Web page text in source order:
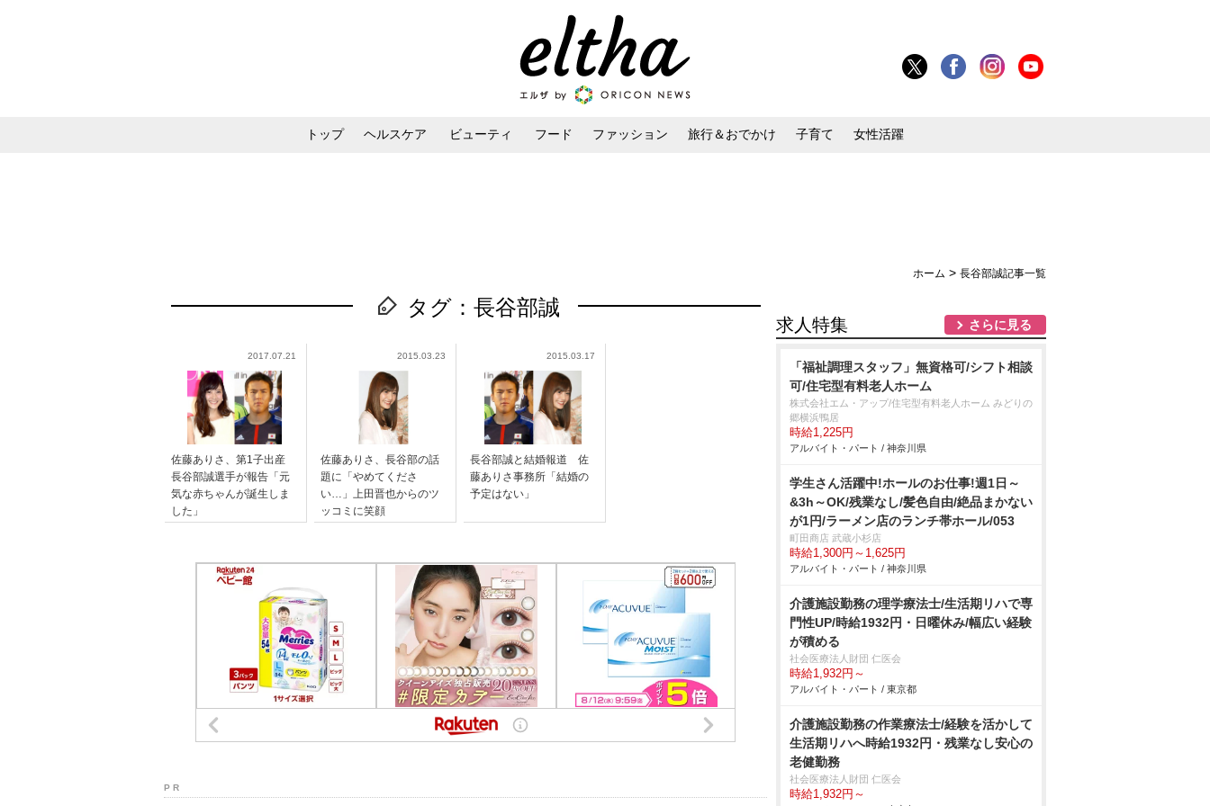
トップ ヘルスケア ビューティ フード ファッション 旅行＆おでかけ 子育て 女性活躍
ホーム > 長谷部誠記事一覧
タグ：長谷部誠
2017.07.21
佐藤ありさ、第1子出産
長谷部誠選手が報告「元
気な赤ちゃんが誕生しま
した」
2015.03.23
佐藤ありさ、長谷部の話
題に「やめてくださ
い…」上田晋也からのツ
ッコミに笑顔
2015.03.17
長谷部誠と結婚報道 佐
藤ありさ事務所「結婚の
予定はない」
P R
求人特集 さらに見る
「福祉調理スタッフ」無資格可/シフト相談
可/住宅型有料老人ホーム
株式会社エム・アップ/住宅型有料老人ホーム みどりの
郷横浜鴨居
時給1,225円
アルバイト・パート / 神奈川県
学生さん活躍中!ホールのお仕事!週1日～
&3h～OK/残業なし/髪色自由/絶品まかない
が1円/ラーメン店のランチ帯ホール/053
町田商店 武蔵小杉店
時給1,300円～1,625円
アルバイト・パート / 神奈川県
介護施設勤務の理学療法士/生活期リハで専
門性UP/時給1932円・日曜休み/幅広い経験
が積める
社会医療法人財団 仁医会
時給1,932円～
アルバイト・パート / 東京都
介護施設勤務の作業療法士/経験を活かして
生活期リハへ時給1932円・残業なし安心の
老健勤務
社会医療法人財団 仁医会
時給1,932円～